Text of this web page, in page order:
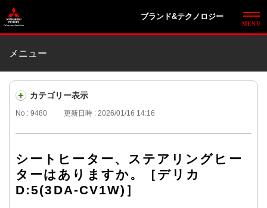
ブランド&テクノロジー
メニュー
カテゴリー表示
No : 9480 更新日時 : 2026/01/16 14:16
シートヒーター、ステアリングヒー
ターはありますか。［デリカ
D:5(3DA-CV1W)］